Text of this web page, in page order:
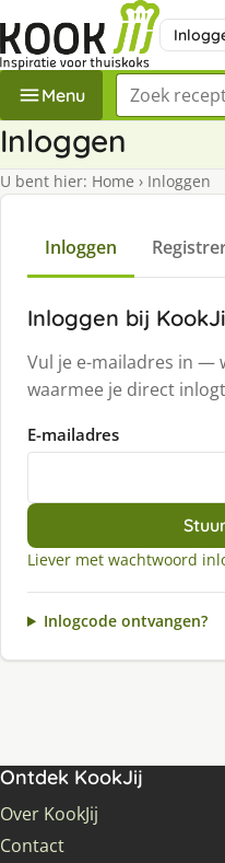
Menu Zoek een
Inloggen
U bent hier: Home › Inloggen
Inloggen
Inloggen bij
Vul je e-mailadres in —
waarmee je direct
E-mailadres
Liever met wachtwoord
Inlogcode ontvangen?
Ontdek KookJij
Over KookJij
Contact